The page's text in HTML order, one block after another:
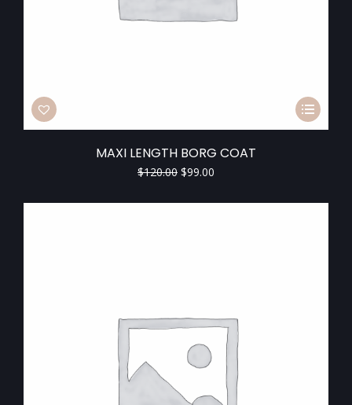
MAXI LENGTH BORG COAT
$120.00 $99.00